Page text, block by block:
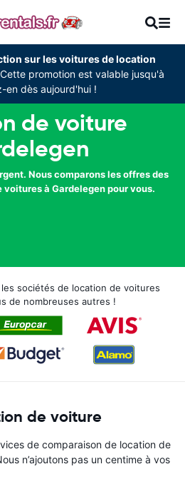
sur les voitures de location
Cette promotion est valable jusqu'à
en dès aujourd'hui !
de voiture
Nous comparons les offres des
à Gardelegen pour vous.
sociétés de location de voitures
de nombreuses autres !
de voiture
de comparaison de location de
n’ajoutons pas un centime à vos